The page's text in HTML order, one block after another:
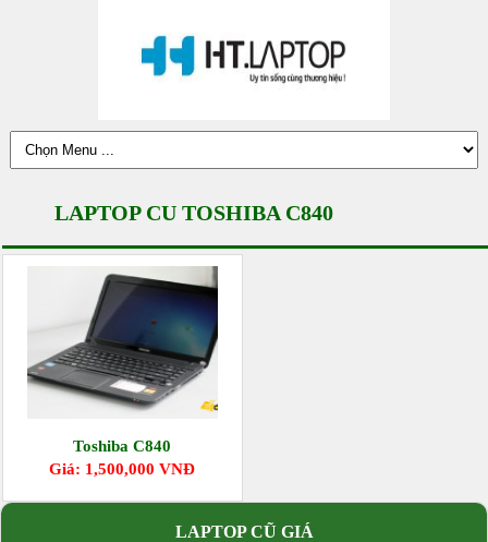
LAPTOP CU TOSHIBA C840
Toshiba C840
Giá: 1,500,000 VNĐ
LAPTOP CŨ GIÁ